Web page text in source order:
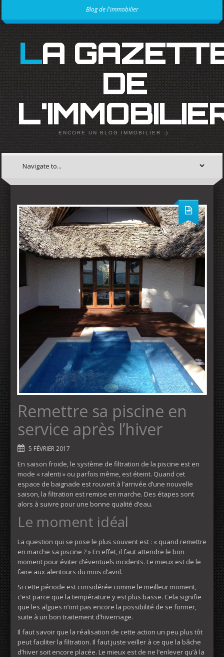
Blog de l'immobilier
LA GAZETTE
DE
ENCORE UN BLOG IMMOBILIER :)
Remettre sa piscine en
service après l’hiver
5 FÉVRIER 2017
En saison froide, le système de filtration de la piscine est en
mode « ralenti » ou parfois même, est éteint. Quand cet
espace de baignade est rouvert à l’arrivée d’une nouvelle
saison, la filtration est remise en marche. Des étapes sont
alors à suivre pour une bonne qualité d’eau.
Le moment idéal
La question qui se pose le plus souvent est : « quand remettre
en marche sa piscine ? » En effet, il faut attendre le bon
moment pour éviter d’éventuels incidents. Le mieux est de le
faire aux alentours du mois d’avril.
Si cette période est considérée comme le meilleur moment,
c’est parce que la température y est plus basse. Cela signifie
que les algues n’ont pas encore la possibilité de se former,
suite à un bon traitement d’hivernage.
Il faut savoir que la réalisation de cette action un peu plus tôt
peut faciliter la filtration. Il faut juste veiller à ce que la bâche
d’hiver soit encore placée. Le mieux est de ne l’enlever qu’à la